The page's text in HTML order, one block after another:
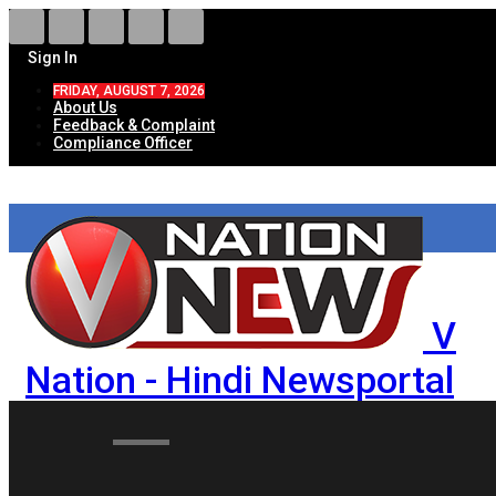
Sign In
FRIDAY, AUGUST 7, 2026
About Us
Feedback & Complaint
Compliance Officer
V
Nation - Hindi Newsportal